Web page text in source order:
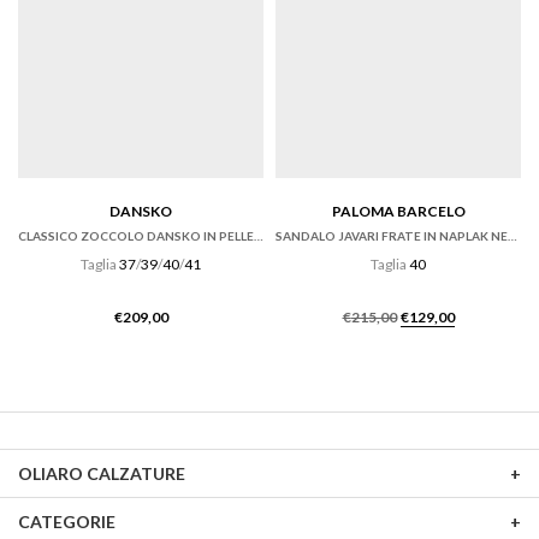
DANSKO
Taglia 37/39/40/41
€209,00
PALOMA BARCELO
Taglia 40
€215,00 Il
€215,00.
€129,00Il
€129,00.
OLIARO CALZATURE
CATEGORIE